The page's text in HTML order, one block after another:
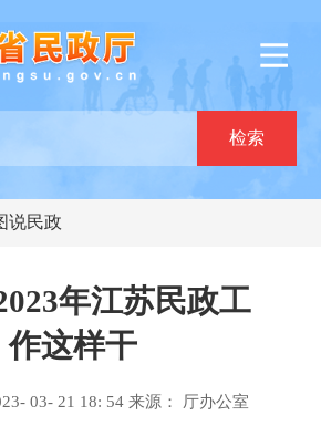
说民政
年江苏民政工
作这样干
03- 21 18: 54 来源： 厅办公室